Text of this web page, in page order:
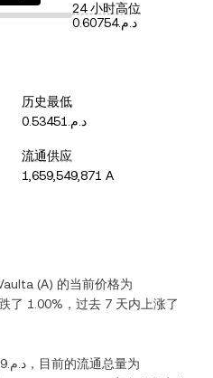
24 小时高位
د.م.0.60754
历史最低
د.م.0.53451
流通供应
1,659,549,871 A
(A) 的当前价格为
了 1.00% ，过去 7 天内 上涨了
د.م.7.3009 ，目前的流通总量为